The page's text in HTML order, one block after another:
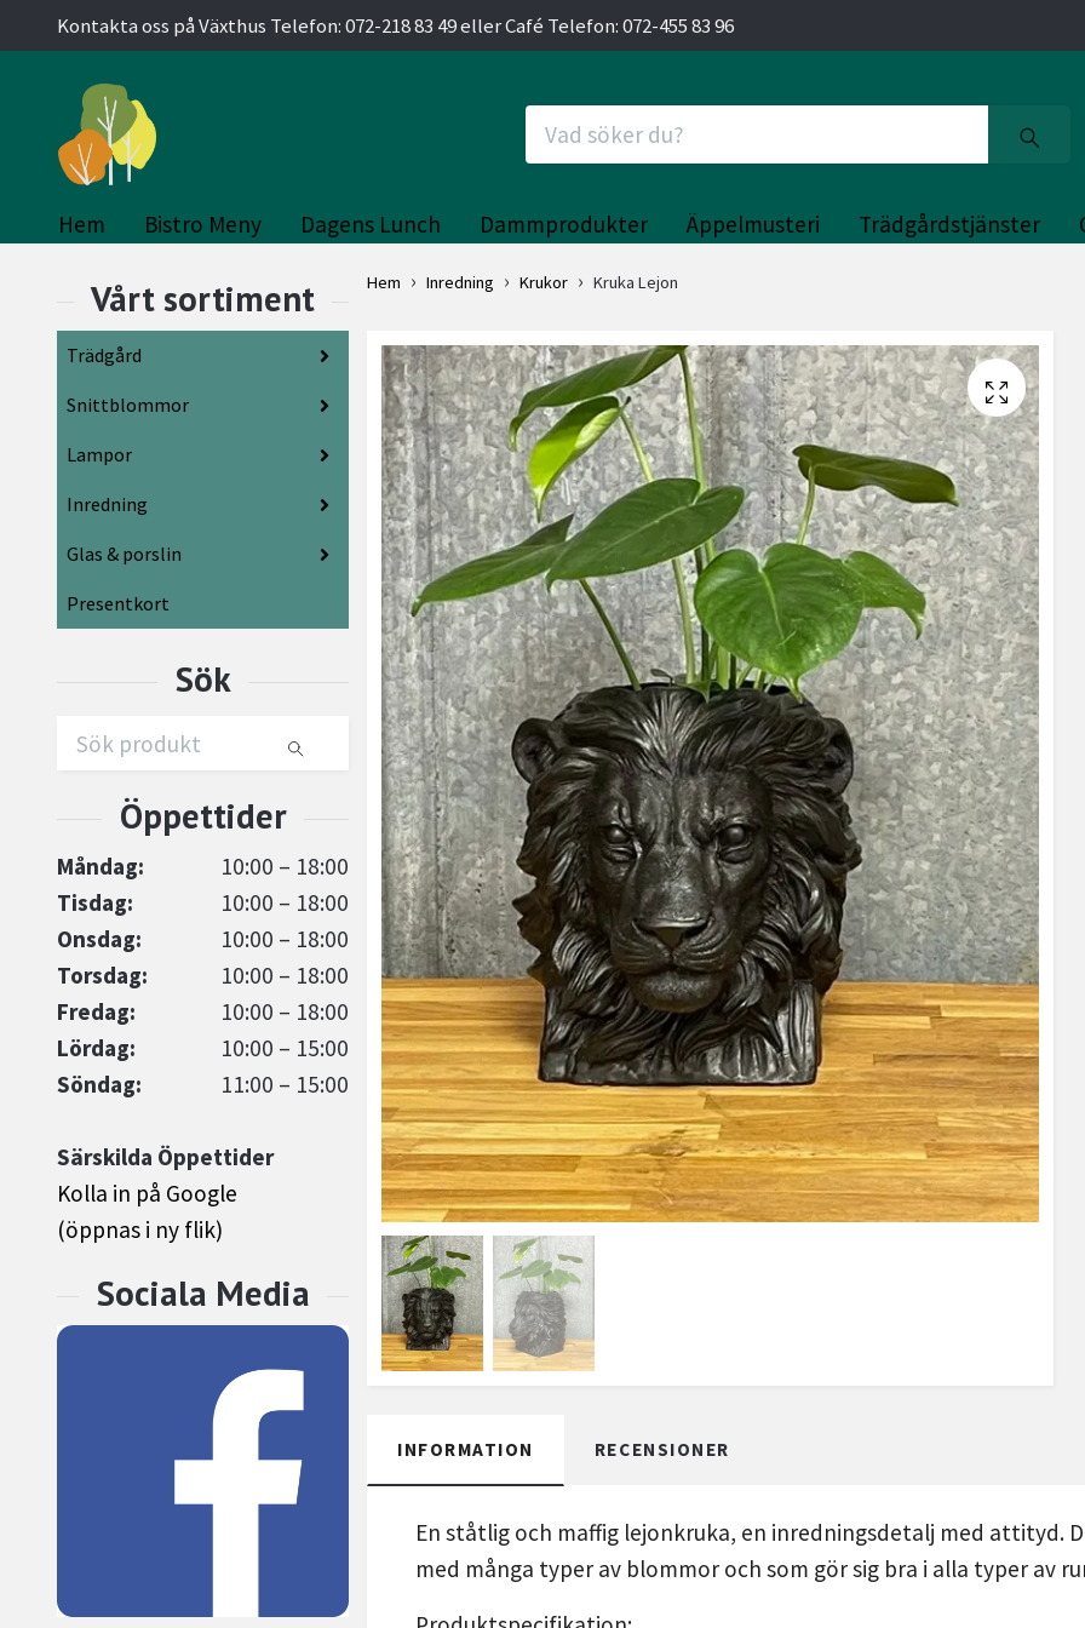
Kontakta oss på Växthus Telefon: 072-218 83 49 eller Café Telefon: 072-455 83 96
Hem Bistro Meny Dagens Lunch Dammprodukter Äppelmusteri Trädgårdstjänster
Trädgård
Snittblommor
Lampor
Inredning
Glas & porslin
Presentkort
Måndag:
10:00 – 18:00
Tisdag:
10:00 – 18:00
Onsdag:
10:00 – 18:00
Torsdag:
10:00 – 18:00
Fredag:
10:00 – 18:00
Lördag:
10:00 – 15:00
Söndag:
11:00 – 15:00
Särskilda Öppettider
Kolla in på Google
(öppnas i ny flik)
Hem Inredning Krukor Kruka Lejon
INFORMATION RECENSIONER
En ståtlig och maffig lejonkruka, en inredningsdetalj med attityd.
med många typer av blommor och som gör sig bra i alla typer av